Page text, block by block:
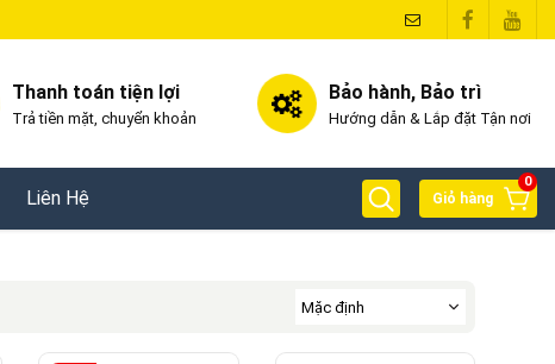
Thanh toán tiện lợi
Trả tiền mặt, chuyển khoản
Bảo hành, Bảo trì
Hướng dẫn & Lắp đặt Tận nơi
Liên Hệ
0
Giỏ hàng